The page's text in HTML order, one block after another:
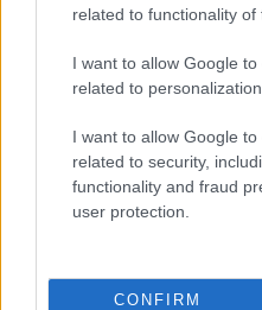
related to functionality of
I want to allow Google
related to personalization.
I want to allow Google
related to security,
functionality and fraud
user protection.
CONFIRM